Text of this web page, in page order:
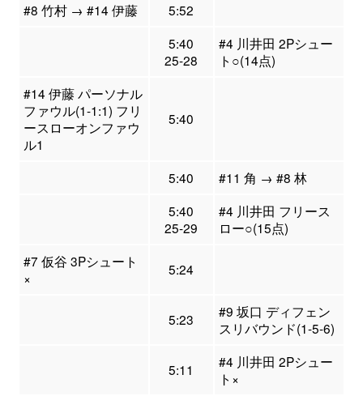
#8 竹村 → #14 伊藤
5:52
5:40
25-28
#4 川井田 2Pシュー
ト○(14点)
#14 伊藤 パーソナル
ファウル(1-1:1) フリ
ースローオンファウ
ル1
5:40
5:40
#11 角 → #8 林
5:40
25-29
#4 川井田 フリース
ロー○(15点)
#7 仮谷 3Pシュート
×
5:24
5:23
#9 坂口 ディフェン
スリバウンド(1-5-6)
5:11
#4 川井田 2Pシュー
ト×